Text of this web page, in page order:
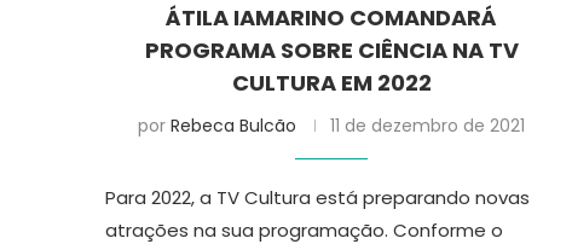
ÁTILA IAMARINO COMANDARÁ
PROGRAMA SOBRE CIÊNCIA NA TV
CULTURA EM 2022
porRebeca Bulcão 11 de dezembro de 2021
Para 2022, a TV Cultura está preparando novas
atrações na sua programação. Conforme o